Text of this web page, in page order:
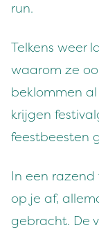
run.
Telkens weer
waarom ze
beklommen
krijgen
feestbeesten
In een
op je af,
gebracht. De